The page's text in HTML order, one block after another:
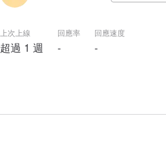
上次上線
超過 1 週
回應率
-
回應速度
-